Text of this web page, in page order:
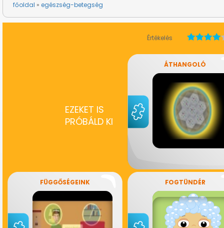
főoldal egészség-betegség
Értékelés
EZEKET IS
PRÓBÁLD KI
ÁTHANGOLÓ
FÜGGŐSÉGEINK FOGTÜNDÉR